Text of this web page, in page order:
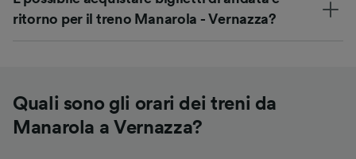
ritorno per il treno Manarola - Vernazza?
Quali sono gli orari dei treni da
Manarola a Vernazza?